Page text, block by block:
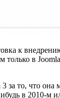
к
в
за то, что
в 2010-м